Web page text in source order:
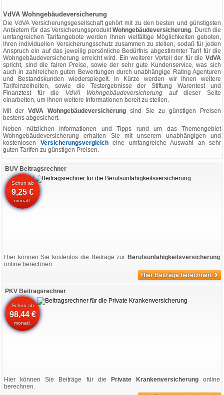
VdVA Wohngebäudeversicherung
Die VdVA Versicherungsgesellschaft gehört mit zu den besten und günstigsten
Anbietern für das VersicherungsproduktWohngebäudeversicherung. Durch die
umfangreichen Tarifangebote werden Ihnen vielfältige Möglichkeiten geboten,
Ihren individuellen Versicherungsschutz zusammen zu stellen, sodaß für jeden
Anspruch ein auf das jeweilig persönliche Bedürfnis abgestimmter Tarif für die
Wohngebäudeversicherung erreicht wird. Ein weiterer Vorteil der für die VdVA
spricht, sind die fairen Preise, sowie der sehr gute Kundenservice, was sich
auch in zahlreichen guten Bewertungen durch unabhängige Rating Agenturen
und Bestandskunden wiederspiegelt. In Kürze werden wir Ihnen weitere
Tarifeinzelheiten, sowie die Testergebnisse der Stiftung Warentest und
Finanztest für die VdVA Wohngebäudeversicherung auf dieser Seite
einarbeiten, um Ihnen weitere Informationen bereit zu stellen.
Mit der VdVA Wohngebäudeversicherung sind Sie zu günstigen Preisen
bestens abgesichert.
Neben nützlichen Informationen und Tipps rund um das Themengebiet
Wohngebäudeversicherung erhalten Sie mit unserem unabhängigen und
kostenlosen Versicherungsvergleicheine umfangreiche Auswahl an sehr
guten Tarifen zu günstigen Preisen.
BUV Beitragsrechner
Schon ab
9,25 €
monatl.
Hier können Sie kostenlos die Beiträge zur Berufsunfähigkeitsversicherung
online berechnen.
Hier Beiträge berechnen ›
PKV Beitragsrechner
Schon ab
98,44 €
monatl.
Hier können Sie Beiträge für die Private Krankenversicherungonline
berechnen.